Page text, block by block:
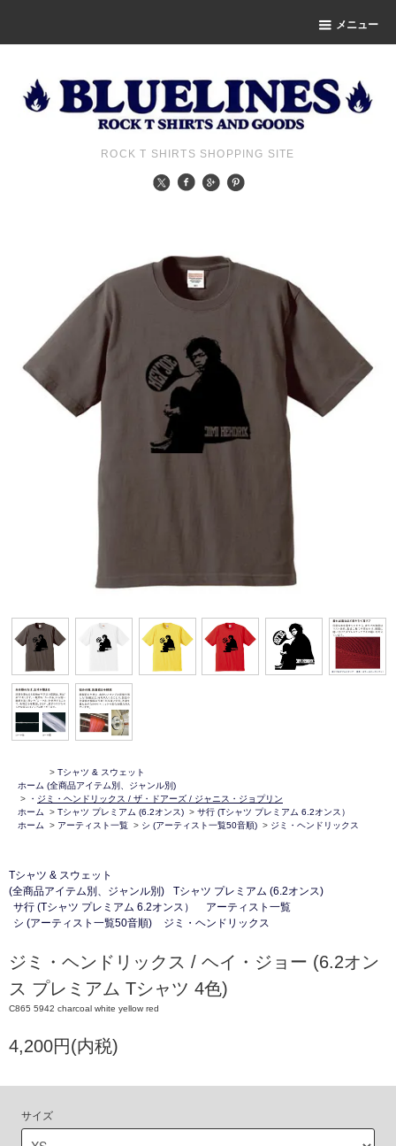
メニュー
ROCK T SHIRTS SHOPPING SITE
ホーム
> Tシャツ & スウェット
(全商品アイテム別、ジャンル別)
>
・ ジミ・ヘンドリックス / ザ・ドアーズ / ジャニス・ジョプリン
ホーム
> Tシャツ プレミアム (6.2オンス) > サ行 (Tシャツ プレミアム 6.2オンス）
ホーム
> アーティスト一覧 > シ (アーティスト一覧50音順) > ジミ・ヘンドリックス
Tシャツ & スウェット
(全商品アイテム別、ジャンル別)
Tシャツ プレミアム (6.2オンス)
サ行 (Tシャツ プレミアム 6.2オンス）
アーティスト一覧
シ (アーティスト一覧50音順)
ジミ・ヘンドリックス
ジミ・ヘンドリックス / ヘイ・ジョー (6.2オン
ス プレミアム Tシャツ 4色)
C865 5942 charcoal white yellow red
4,200円(内税)
サイズ